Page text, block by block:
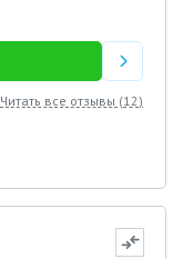
Читать все отзывы (12)